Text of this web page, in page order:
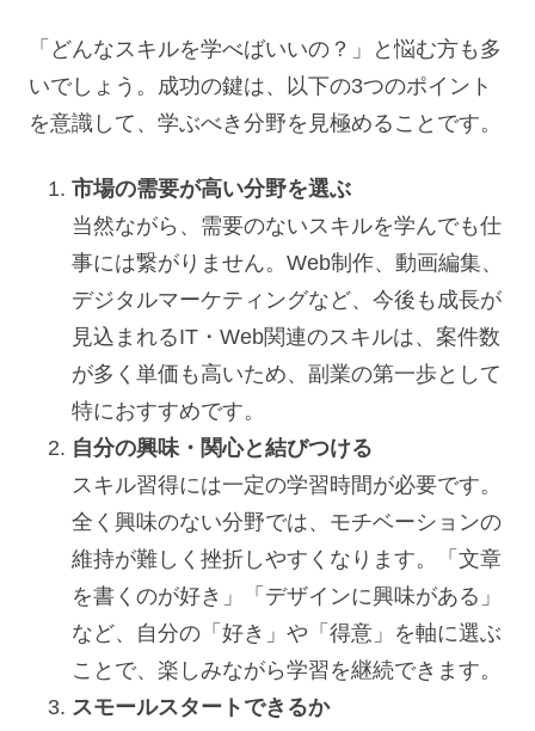
「どんなスキルを学べばいいの？」と悩む方も多
いでしょう。成功の鍵は、以下の3つのポイント
を意識して、学ぶべき分野を見極めることです。
市場の需要が高い分野を選ぶ
当然ながら、需要のないスキルを学んでも仕
事には繋がりません。Web制作、動画編集、
デジタルマーケティングなど、今後も成長が
見込まれるIT・Web関連のスキルは、案件数
が多く単価も高いため、副業の第一歩として
特におすすめです。
自分の興味・関心と結びつける
スキル習得には一定の学習時間が必要です。
全く興味のない分野では、モチベーションの
維持が難しく挫折しやすくなります。「文章
を書くのが好き」「デザインに興味がある」
など、自分の「好き」や「得意」を軸に選ぶ
ことで、楽しみながら学習を継続できます。
スモールスタートできるか